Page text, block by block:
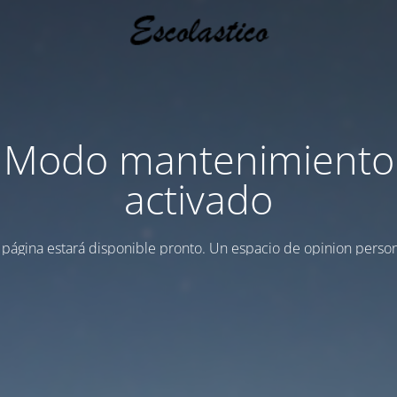
Modo mantenimiento
activado
estará disponible pronto. Un espacio de opinion